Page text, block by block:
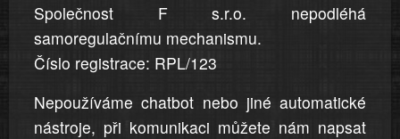
Společnost F s.r.o. nepodléhá
samoregulačnímu mechanismu.
Číslo registrace: RPL/123
Nepoužíváme chatbot nebo jiné automatické
nástroje, při komunikaci můžete nám napsat